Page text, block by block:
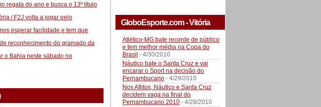
regata do ano e busca o 13º título
/ F2J volta a jogar pelo
esperar facilidade e tem que
reconhecimento do gramado da
o Bahia neste sábado no
GloboEsporte.com - Vitória
Atlético-MG bate recorde de público
e tem melhor média na Copa do
Brasil - 4/30/2010
Náutico bate o Santa Cruz e vai
encarar o Sport na decisão do
Pernambucano - 4/29/2010
Nos Aflitos, Náutico e Santa Cruz
decidem vaga na final do
Pernambucano 2010 - 4/28/2010